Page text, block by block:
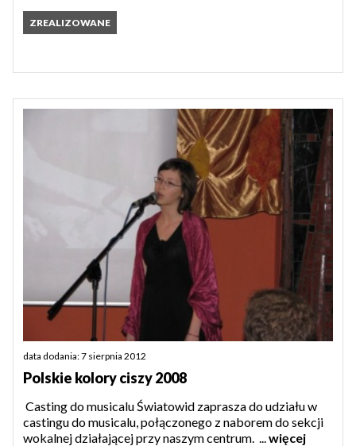
ZREALIZOWANE
data dodania: 7 sierpnia 2012
Polskie kolory ciszy 2008
Casting do musicalu Światowid zaprasza do udziału w
castingu do musicalu, połączonego z naborem do sekcji
wokalnej działającej przy naszym centrum. ... więcej